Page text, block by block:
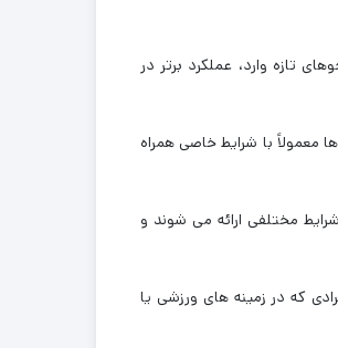
تازه ‌وارد، عملکرد برتر در
معمولاً با شرایط خاصی همراه
مختلفی ارائه می ‌شوند و
که در زمینه ‌های ورزشی یا